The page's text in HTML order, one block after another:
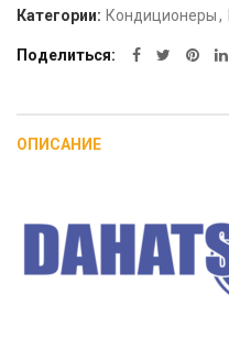
Категории: Кондиционеры,
Поделиться
ОПИСАНИЕ